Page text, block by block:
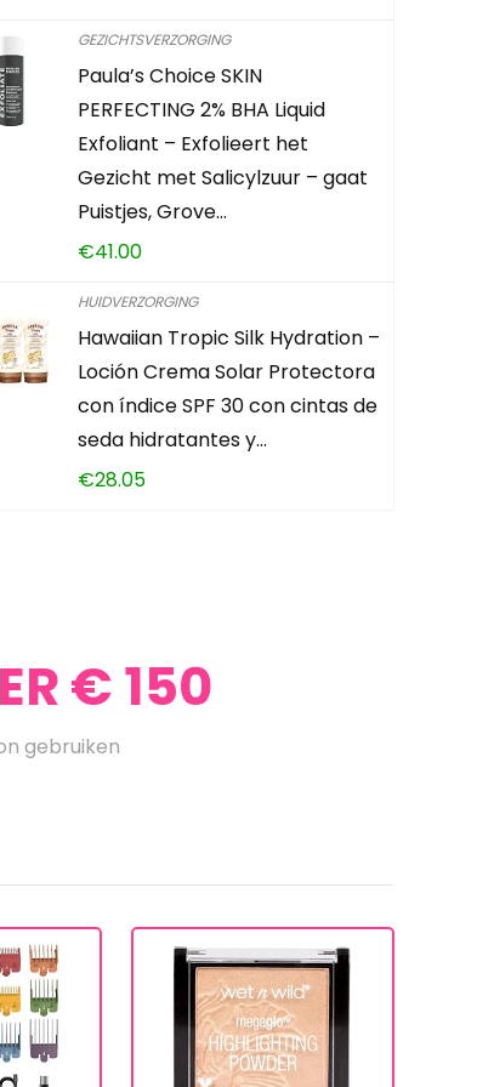
GEZICHTSVERZORGING
Paula’s Choice SKIN
PERFECTING 2% BHA Liquid
Exfoliant – Exfolieert het
Gezicht met Salicylzuur – gaat
Puistjes, Grove…
€41.00
HUIDVERZORGING
Hawaiian Tropic Silk Hydration –
Loción Crema Solar Protectora
con índice SPF 30 con cintas de
seda hidratantes y…
€28.05
€ 150
gebruiken